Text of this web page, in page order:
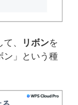
、 リボンを
ン」という種